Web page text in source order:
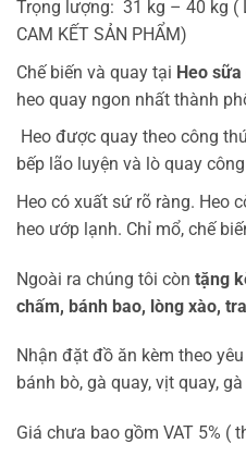
Trọng lượng: 31 kg – 40 kg (
CAM KẾT SẢN PHẨM)
Chế biến và quay tại Heo sữa
heo quay ngon nhất thành
Heo được quay theo công
bếp lão luyện và lò quay
Heo có xuất sứ rõ ràng. Heo
heo ướp lạnh. Chỉ mổ, chế
Ngoài ra chúng tôi còn tặng
chấm, bánh bao, lòng xào,
Nhận đặt đồ ăn kèm theo
bánh bò, gà quay, vịt quay,
Giá chưa bao gồm VAT 5% (